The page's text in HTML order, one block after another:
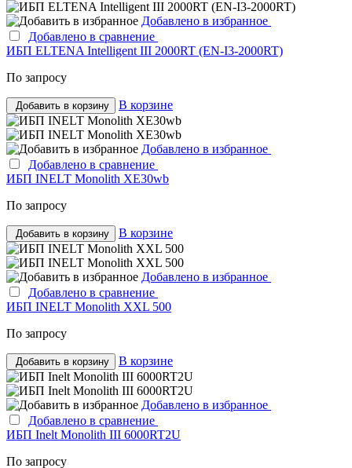
Добавлено в избранное
Добавлено в сравнение
ИБП ELTENA Intelligent III 2000RT (EN-I3-2000RT)
По запросу
Добавить в корзину В корзине
Добавлено в избранное
Добавлено в сравнение
ИБП INELT Monolith XE30wb
По запросу
Добавить в корзину В корзине
Добавлено в избранное
Добавлено в сравнение
ИБП INELT Monolith XXL 500
По запросу
Добавить в корзину В корзине
Добавлено в избранное
Добавлено в сравнение
ИБП Inelt Monolith III 6000RT2U
По запросу